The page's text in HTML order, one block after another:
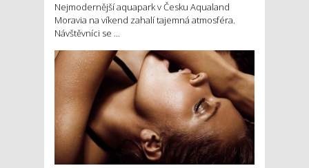
Nejmodernější aquapark v Česku Aqualand
Moravia na víkend zahalí tajemná atmosféra.
Návštěvníci se ...